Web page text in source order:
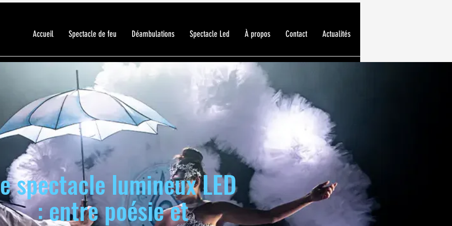
Accueil Spectacle de feu Déambulations Spectacle Led À propos Contact Actualités
spectacle lumineux LED
: entre poésie et